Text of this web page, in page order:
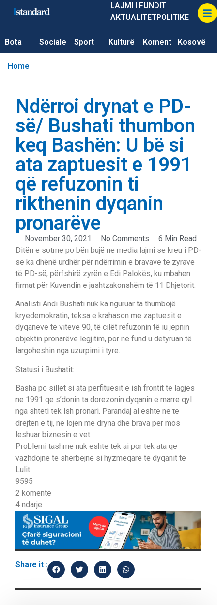
LAJMI I FUNDIT
AKTUALITETPOLITIKE
Bota Sociale Sport Kulturë Koment Kosovë
Home
Ndërroi drynat e PD-
së/ Bushati thumbon
keq Bashën: U bë si
ata zaptuesit e 1991
që refuzonin ti
rikthenin dyqanin
pronarëve
November 30, 2021 No Comments
6 Min Read
Ditën e sotme po bën bujë ne media lajmi se kreu i PD-
së ka dhënë urdhër për ndërrimin e bravave të zyrave
të PD-së, përfshirë zyrën e Edi Palokës, ku mbahen
firmat për Kuvendin e jashtzakonshëm të 11 Dhjetorit.
Analisti Andi Bushati nuk ka nguruar ta thumbojë
kryedemokratin, teksa e krahason me zaptuesit e
dyqaneve të viteve 90, të cilët refuzonin të iu jepnin
objektin pronarëve legjitim, por në fund u detyruan të
largoheshin nga uzurpimi i tyre.
Statusi i Bushatit:
Basha po sillet si ata perfituesit e ish frontit te lagjes
ne 1991 qe s’donin ta dorezonin dyqanin e marre qyl
nga shteti tek ish pronari. Parandaj ai eshte ne te
drejten e tij, ne lojen me dryna dhe brava per mos
leshuar biznesin e vet.
Problemi tashme nuk eshte tek ai por tek ata qe
vazhdojne te sherbejne si hyzmeqare te dyqanit te
Lulit
9595
2 komente
4 ndarje
Share it :